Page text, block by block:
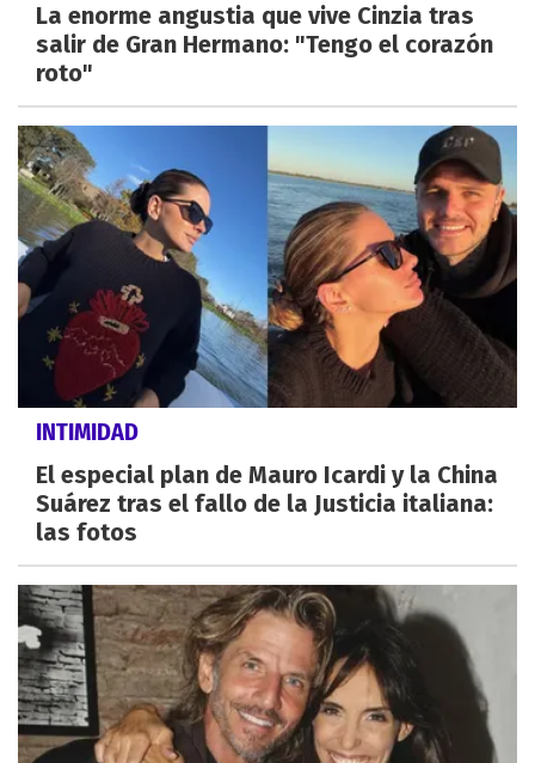
La enorme angustia que vive Cinzia tras
salir de Gran Hermano: "Tengo el corazón
roto"
INTIMIDAD
El especial plan de Mauro Icardi y la China
Suárez tras el fallo de la Justicia italiana:
las fotos